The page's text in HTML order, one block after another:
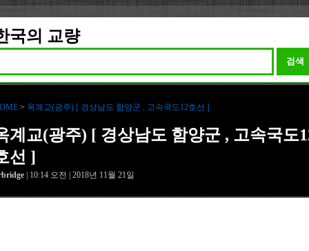
국의 교량
검색
> 옥계교(광주) [ 경상남도 함양군 , 고속국도12호선 ]
계교(광주) [ 경상남도 함양군 , 고속국도
선 ]
| 10:14 오전 | 2018년 11월 21일